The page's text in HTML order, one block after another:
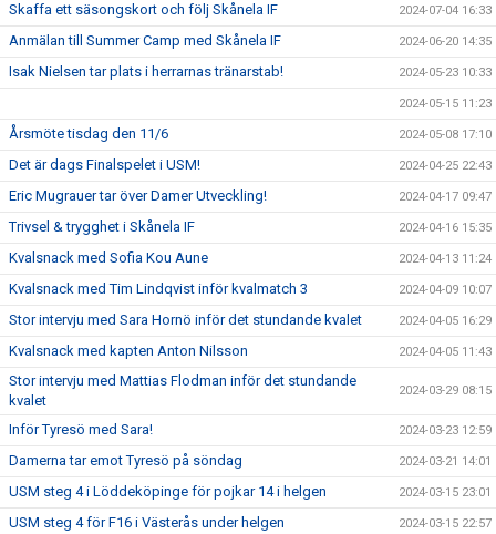
Skaffa ett säsongskort och följ Skånela IF 2024-07-04 16:33
Anmälan till Summer Camp med Skånela IF 2024-06-20 14:35
Isak Nielsen tar plats i herrarnas tränarstab! 2024-05-23 10:33
2024-05-15 11:23
Årsmöte tisdag den 11/6 2024-05-08 17:10
Det är dags Finalspelet i USM! 2024-04-25 22:43
Eric Mugrauer tar över Damer Utveckling! 2024-04-17 09:47
Trivsel & trygghet i Skånela IF 2024-04-16 15:35
Kvalsnack med Sofia Kou Aune 2024-04-13 11:24
Kvalsnack med Tim Lindqvist inför kvalmatch 3 2024-04-09 10:07
Stor intervju med Sara Hornö inför det stundande kvalet 2024-04-05 16:29
Kvalsnack med kapten Anton Nilsson 2024-04-05 11:43
Stor intervju med Mattias Flodman inför det stundande
kvalet
2024-03-29 08:15
Inför Tyresö med Sara! 2024-03-23 12:59
Damerna tar emot Tyresö på söndag 2024-03-21 14:01
USM steg 4 i Löddeköpinge för pojkar 14 i helgen 2024-03-15 23:01
USM steg 4 för F16 i Västerås under helgen 2024-03-15 22:57